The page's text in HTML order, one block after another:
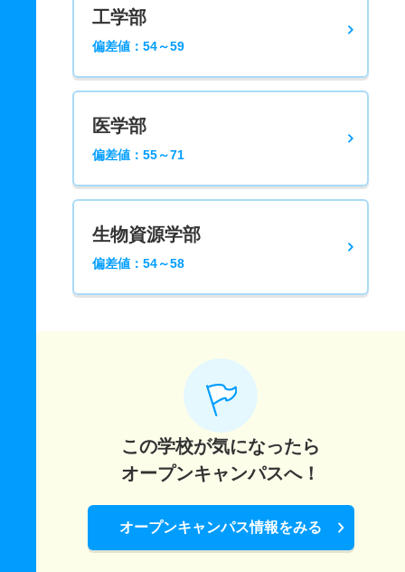
工学部
偏差値：54～59
医学部
偏差値：55～71
生物資源学部
偏差値：54～58
この学校が気になったら
オープンキャンパスへ！
オープンキャンパス情報をみる